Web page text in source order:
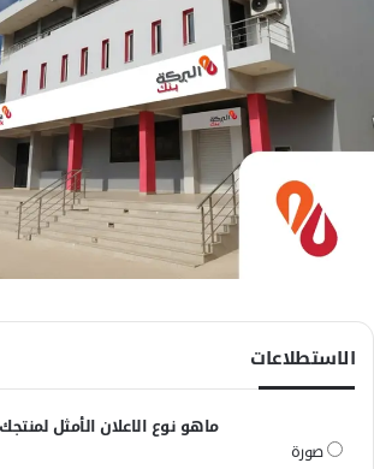
الاستطلاعات
ماهو نوع الاعلان الأمثل
صورة